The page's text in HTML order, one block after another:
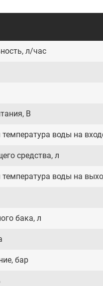
л/час
В
воды на
средства, л
воды на
бака, л
бар